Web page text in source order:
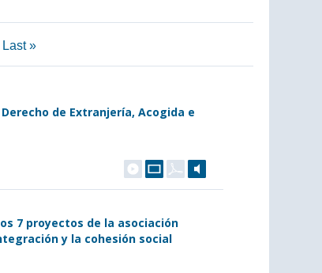
Last »
de Extranjería, Acogida e
7 proyectos de la asociación
y la cohesión social